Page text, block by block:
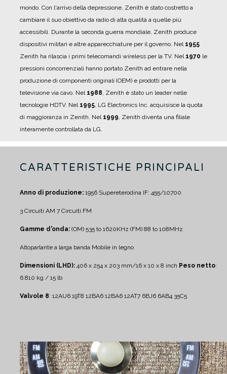
mondo. Con l'arrivo della depressione, Zenith è stato costretto a
cambiare il suo obiettivo da radio di alta qualità a quelle più
accessibili. Durante la seconda guerra mondiale, Zenith produce
dispositivi militari e altre apparecchiature per il governo. Nel 1955
Zenith ha rilascia i primi telecomandi wireless per la TV. Nel 1970 le
pressioni concorrenziali hanno portato Zenith ad entrare nella
produzione di componenti originali (OEM) e prodotti per la
televisione via cavo. Nel 1988, Zenith è stato un leader nelle
tecnologie HDTV. Nel 1995, LG Electronics Inc. acquisisce la quota
di maggioranza in Zenith. Nel 1999, Zenith diventa una filiale
interamente controllata da LG.
CARATTERISTICHE PRINCIPALI
Anno di produzione: 1956 Supereterodina IF: 455/10700
3 Circuiti AM 7 Circuiti FM
Gamme d'onda: (OM) 535 to 1620KHz (FM) 88 to 108MHz
Altoparlante a larga banda Mobile in legno
Dimensioni (LHD): 406 x 254 x 203 mm/16 x 10 x 8 inch Peso netto:
6.810 kg / 15 lb
Valvole 8: 12AU6 19T8 12BA6 12BA6 12AT7 6BJ6 6AB4 35C5